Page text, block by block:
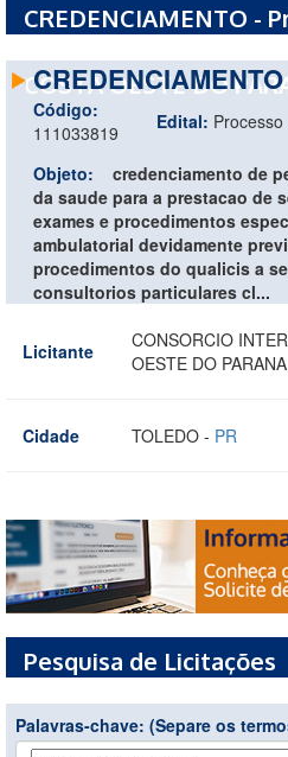
CREDENCIAMENTO -
COSTA OESTE DO
CREDENCIAMENTO
Código:
111033819
Edital: Processo
Objeto:
credenciamento de
da saude para a prestacao de
exames e procedimentos
ambulatorial devidamente
procedimentos do qualicis a
consultorios particulares cl...
Licitante
CONSORCIO
OESTE DO PARANA
Cidade TOLEDO - PR
Pesquisa de Licitações
Palavras-chave: (Separe os